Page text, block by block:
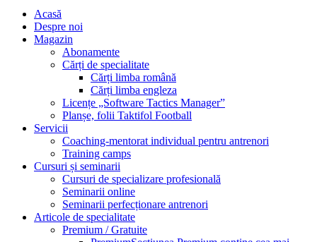
Acasă
Despre noi
Magazin
Abonamente
Cărți de specialitate
Cărți limba română
Cărți limba engleza
Licențe „Software Tactics Manager”
Planșe, folii Taktifol Football
Servicii
Coaching-mentorat individual pentru antrenori
Training camps
Cursuri și seminarii
Cursuri de specializare profesională
Seminarii online
Seminarii perfecționare antrenori
Articole de specialitate
Premium / Gratuite